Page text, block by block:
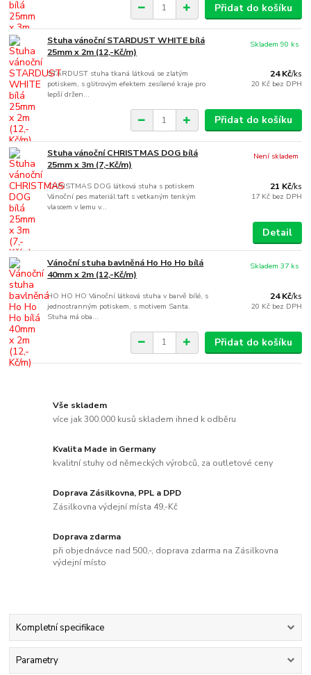
Přidat do košíku
Stuha vánoční STARDUST WHITE bílá
25mm x 2m (12,-Kč/m)
STARDUST stuha tkaná látková se zlatým
potiskem, s glitrovým efektem zesílené kraje pro
lepší držen...
24 Kč/ks
20 Kč bez DPH
Skladem 90 ks
Přidat do košíku
Stuha vánoční CHRISTMAS DOG bílá
25mm x 3m (7,-Kč/m)
CHRISTMAS DOG látková stuha s potiskem
Vánoční pes materiál taft s vetkaným tenkým
vlascem v lemu v...
21 Kč/ks
17 Kč bez DPH
Není skladem
Detail
Vánoční stuha bavlněná Ho Ho Ho bílá
40mm x 2m (12,-Kč/m)
HO HO HO Vánoční látková stuha v barvě bílé, s
jednostranným potiskem, s motivem Santa.
Stuha má oba...
24 Kč/ks
20 Kč bez DPH
Skladem 37 ks
Přidat do košíku
Vše skladem
více jak 300.000 kusů skladem ihned k odběru
Kvalita Made in Germany
kvalitní stuhy od německých výrobců, za outletové ceny
Doprava Zásilkovna, PPL a DPD
Zásilkovna výdejní místa 49,-Kč
Doprava zdarma
při objednávce nad 500,-, doprava zdarma na Zásilkovna
výdejní místo
Kompletní specifikace
Parametry